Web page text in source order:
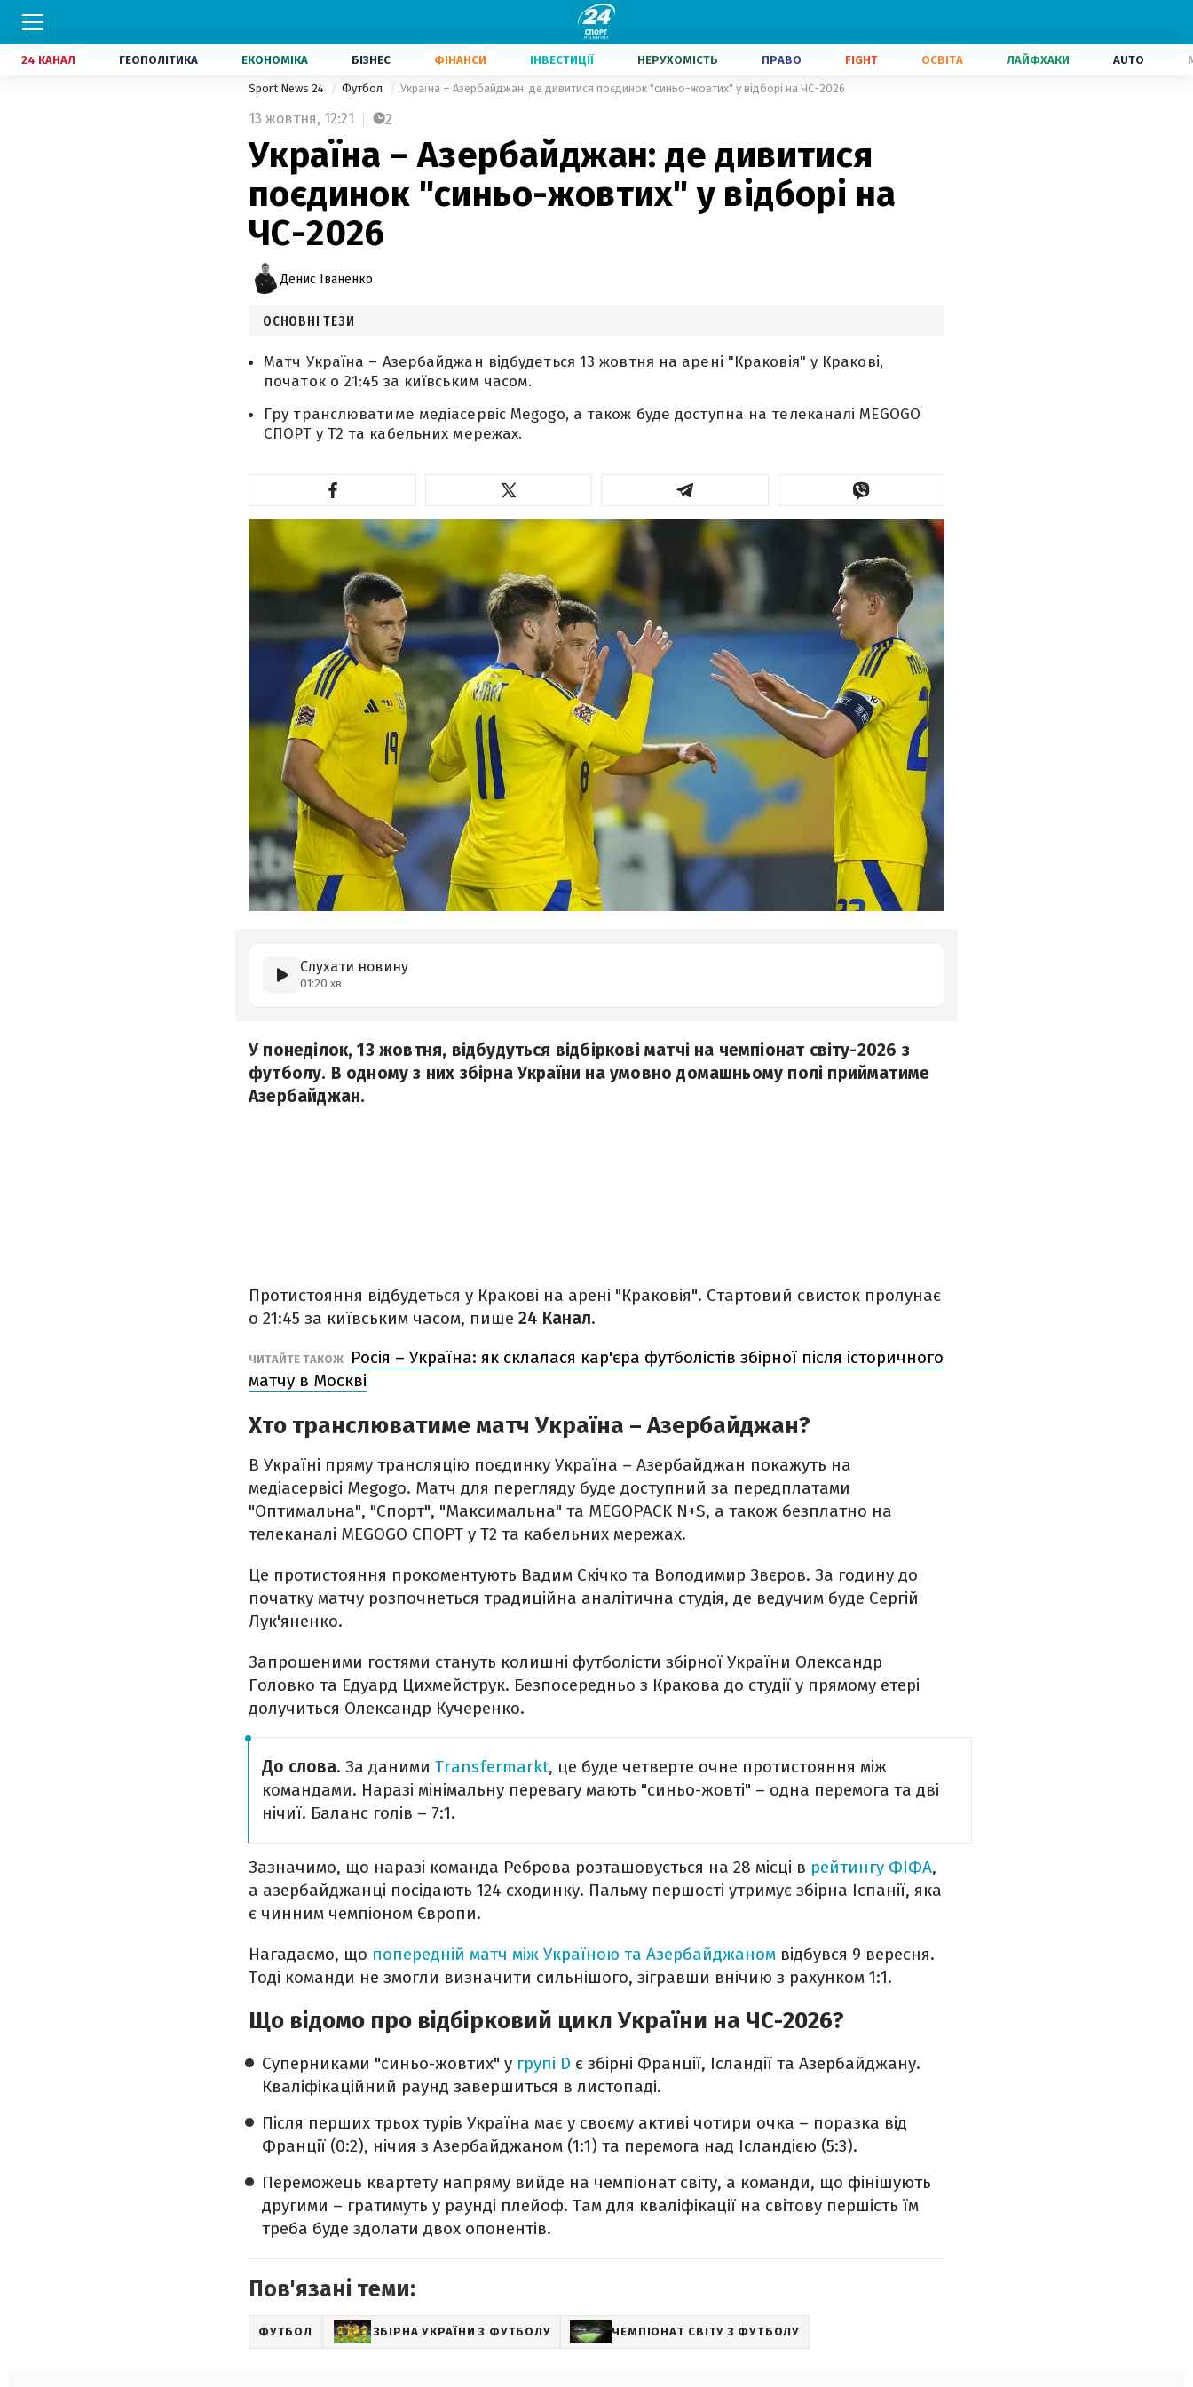
24 КАНАЛ ГЕОПОЛІТИКА ЕКОНОМІКА БІЗНЕС ФІНАНСИ ІНВЕСТИЦІЇ НЕРУХОМІСТЬ ПРАВО FIGHT ОСВІТА ЛАЙФХАКИ AUTO
Sport News 24 Футбол Україна – Азербайджан: де дивитися поєдинок "синьо-жовтих" у відборі на ЧС-2026
13 жовтня, 12:21 2
Україна – Азербайджан: де дивитися
поєдинок "синьо-жовтих" у відборі на
ЧС-2026
Денис Іваненко
ОСНОВНІ ТЕЗИ
Матч Україна – Азербайджан відбудеться 13 жовтня на арені "Краковія" у Кракові,
початок о 21:45 за київським часом.
Гру транслюватиме медіасервіс Megogo, а також буде доступна на телеканалі MEGOGO
СПОРТ у Т2 та кабельних мережах.
Слухати новину
01:20 хв
У понеділок, 13 жовтня, відбудуться відбіркові матчі на чемпіонат світу-2026 з
футболу. В одному з них збірна України на умовно домашньому полі прийматиме
Азербайджан.
Протистояння відбудеться у Кракові на арені "Краковія". Стартовий свисток пролунає
о 21:45 за київським часом, пише 24 Канал.
ЧИТАЙТЕ ТАКОЖ
Росія – Україна: як склалася кар'єра футболістів збірної після історичного
матчу в Москві
Хто транслюватиме матч Україна – Азербайджан?
В Україні пряму трансляцію поєдинку Україна – Азербайджан покажуть на
медіасервісі Megogo. Матч для перегляду буде доступний за передплатами
"Оптимальна", "Спорт", "Максимальна" та MEGOPACK N+S, а також безплатно на
телеканалі MEGOGO СПОРТ у Т2 та кабельних мережах.
Це протистояння прокоментують Вадим Скічко та Володимир Звєров. За годину до
початку матчу розпочнеться традиційна аналітична студія, де ведучим буде Сергій
Лук'яненко.
Запрошеними гостями стануть колишні футболісти збірної України Олександр
Головко та Едуард Цихмейструк. Безпосередньо з Кракова до студії у прямому етері
долучиться Олександр Кучеренко.
До слова. За даними Transfermarkt, це буде четверте очне протистояння між
командами. Наразі мінімальну перевагу мають "синьо-жовті" – одна перемога та дві
нічиї. Баланс голів – 7:1.
Зазначимо, що наразі команда Реброва розташовується на 28 місці в рейтингу ФІФА,
а азербайджанці посідають 124 сходинку. Пальму першості утримує збірна Іспанії, яка
є чинним чемпіоном Європи.
Нагадаємо, що попередній матч між Україною та Азербайджаном відбувся 9 вересня.
Тоді команди не змогли визначити сильнішого, зігравши внічию з рахунком 1:1.
Що відомо про відбірковий цикл України на ЧС-2026?
Суперниками "синьо-жовтих" у групі D є збірні Франції, Ісландії та Азербайджану.
Кваліфікаційний раунд завершиться в листопаді.
Після перших трьох турів Україна має у своєму активі чотири очка – поразка від
Франції (0:2), нічия з Азербайджаном (1:1) та перемога над Ісландією (5:3).
Переможець квартету напряму вийде на чемпіонат світу, а команди, що фінішують
другими – гратимуть у раунді плейоф. Там для кваліфікації на світову першість їм
треба буде здолати двох опонентів.
Пов'язані теми:
ФУТБОЛ ЗБІРНА УКРАЇНИ З ФУТБОЛУ ЧЕМПІОНАТ СВІТУ З ФУТБОЛУ